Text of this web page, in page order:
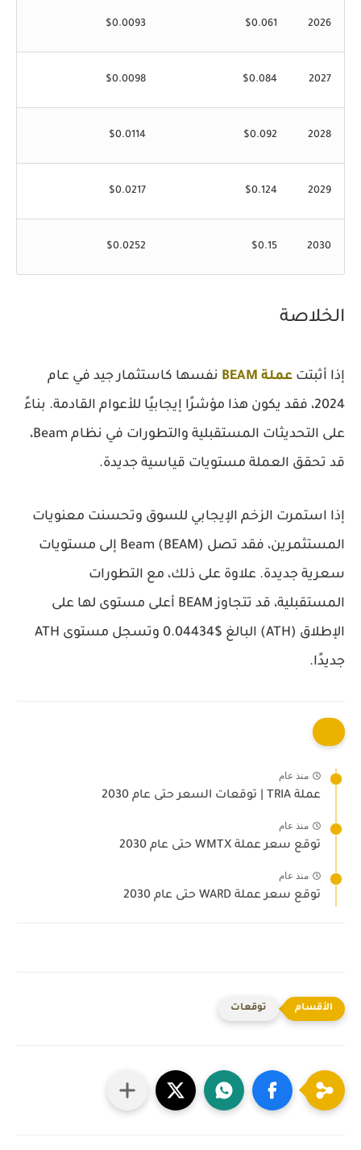
2026
$0.061
$0.0093
2027
$0.084
$0.0098
2028
$0.092
$0.0114
2029
$0.124
$0.0217
2030
$0.15
$0.0252
الخلاصة
إذا أثبتت عملة BEAM
نفسها كاستثمار جيد في عام
2024، فقد يكون هذا مؤشرًا إيجابيًا للأعوام القادمة. بناءً
على التحديثات المستقبلية والتطورات في نظام Beam،
قد تحقق العملة مستويات قياسية جديدة.
إذا استمرت الزخم الإيجابي للسوق وتحسنت معنويات
المستثمرين، فقد تصل Beam (BEAM) إلى مستويات
سعرية جديدة. علاوة على ذلك، مع التطورات
المستقبلية، قد تتجاوز BEAM أعلى مستوى لها على
الإطلاق (ATH) البالغ $0.04434 وتسجل مستوى ATH
جديدًا.
منذ عام
عملة TRIA | توقعات السعر حتى عام 2030
منذ عام
توقع سعر عملة WMTX حتى عام 2030
منذ عام
توقع سعر عملة WARD حتى عام 2030
توقعات